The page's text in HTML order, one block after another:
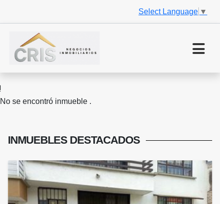
Select Language ▼
No se encontró inmueble .
INMUEBLES DESTACADOS